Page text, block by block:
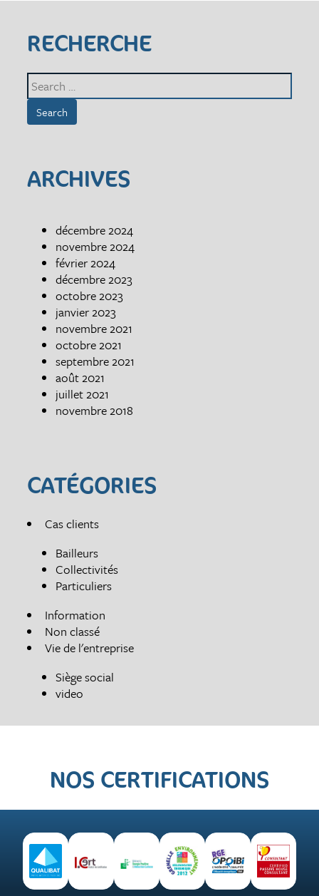
RECHERCHE
Search
for:
ARCHIVES
décembre 2024
novembre 2024
février 2024
décembre 2023
octobre 2023
janvier 2023
novembre 2021
octobre 2021
septembre 2021
août 2021
juillet 2021
novembre 2018
CATÉGORIES
Cas clients
Bailleurs
Collectivités
Particuliers
Information
Non classé
Vie de l'entreprise
Siège social
video
NOS CERTIFICATIONS